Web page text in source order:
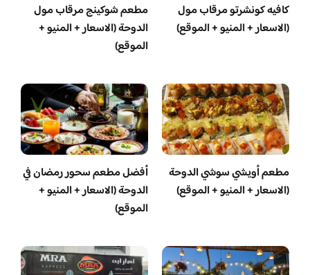
كافيه كونشرتو مرقاب مول
(الاسعار + المنيو + الموقع)
مطعم شوكينج مرقاب مول
الدوحة (الاسعار + المنيو +
الموقع)
مطعم أويشي سوشي الدوحة
(الاسعار + المنيو + الموقع)
أفضل مطعم سحور رمضان في
الدوحة (الاسعار + المنيو +
الموقع)